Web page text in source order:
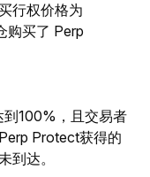
行权价格为
购买了 Perp
到100%，且交易者
Protect获得的
到达。